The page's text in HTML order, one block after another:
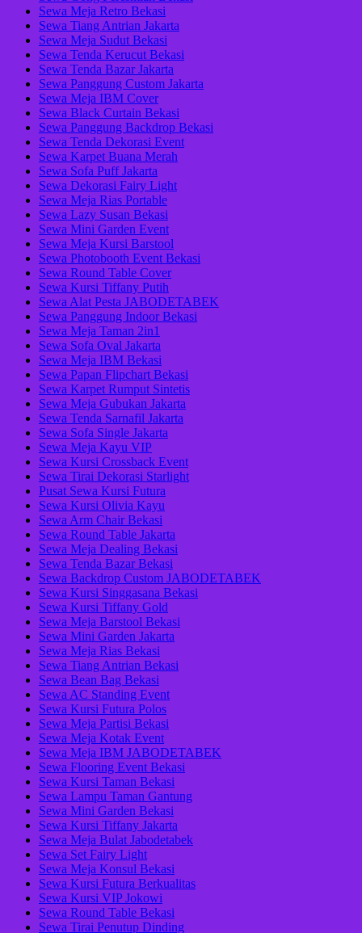
Sewa Meja Retro Bekasi
Sewa Tiang Antrian Jakarta
Sewa Meja Sudut Bekasi
Sewa Tenda Kerucut Bekasi
Sewa Tenda Bazar Jakarta
Sewa Panggung Custom Jakarta
Sewa Meja IBM Cover
Sewa Black Curtain Bekasi
Sewa Panggung Backdrop Bekasi
Sewa Tenda Dekorasi Event
Sewa Karpet Buana Merah
Sewa Sofa Puff Jakarta
Sewa Dekorasi Fairy Light
Sewa Meja Rias Portable
Sewa Lazy Susan Bekasi
Sewa Mini Garden Event
Sewa Meja Kursi Barstool
Sewa Photobooth Event Bekasi
Sewa Round Table Cover
Sewa Kursi Tiffany Putih
Sewa Alat Pesta JABODETABEK
Sewa Panggung Indoor Bekasi
Sewa Meja Taman 2in1
Sewa Sofa Oval Jakarta
Sewa Meja IBM Bekasi
Sewa Papan Flipchart Bekasi
Sewa Karpet Rumput Sintetis
Sewa Meja Gubukan Jakarta
Sewa Tenda Sarnafil Jakarta
Sewa Sofa Single Jakarta
Sewa Meja Kayu VIP
Sewa Kursi Crossback Event
Sewa Tirai Dekorasi Starlight
Pusat Sewa Kursi Futura
Sewa Kursi Olivia Kayu
Sewa Arm Chair Bekasi
Sewa Round Table Jakarta
Sewa Meja Dealing Bekasi
Sewa Tenda Bazar Bekasi
Sewa Backdrop Custom JABODETABEK
Sewa Kursi Singgasana Bekasi
Sewa Kursi Tiffany Gold
Sewa Meja Barstool Bekasi
Sewa Mini Garden Jakarta
Sewa Meja Rias Bekasi
Sewa Tiang Antrian Bekasi
Sewa Bean Bag Bekasi
Sewa AC Standing Event
Sewa Kursi Futura Polos
Sewa Meja Partisi Bekasi
Sewa Meja Kotak Event
Sewa Meja IBM JABODETABEK
Sewa Flooring Event Bekasi
Sewa Kursi Taman Bekasi
Sewa Lampu Taman Gantung
Sewa Mini Garden Bekasi
Sewa Kursi Tiffany Jakarta
Sewa Meja Bulat Jabodetabek
Sewa Set Fairy Light
Sewa Meja Konsul Bekasi
Sewa Kursi Futura Berkualitas
Sewa Kursi VIP Jokowi
Sewa Round Table Bekasi
Sewa Tirai Penutup Dinding